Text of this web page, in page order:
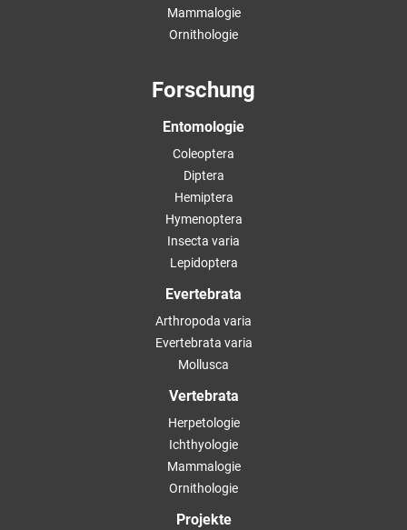
Mammalogie
Ornithologie
Forschung
Entomologie
Coleoptera
Diptera
Hemiptera
Hymenoptera
Insecta varia
Lepidoptera
Evertebrata
Arthropoda varia
Evertebrata varia
Mollusca
Vertebrata
Herpetologie
Ichthyologie
Mammalogie
Ornithologie
Projekte